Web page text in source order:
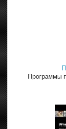
Программы